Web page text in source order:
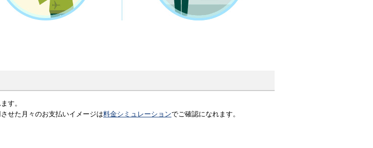
す。
せた月々のお支払いイメージは料金シミュレーションでご確認になれます。